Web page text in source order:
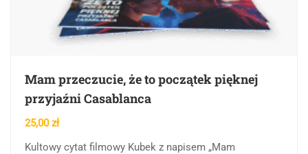
Mam przeczucie, że to początek pięknej
przyjaźni Casablanca
25,00zł
Kultowy cytat filmowy Kubek z napisem „Mam